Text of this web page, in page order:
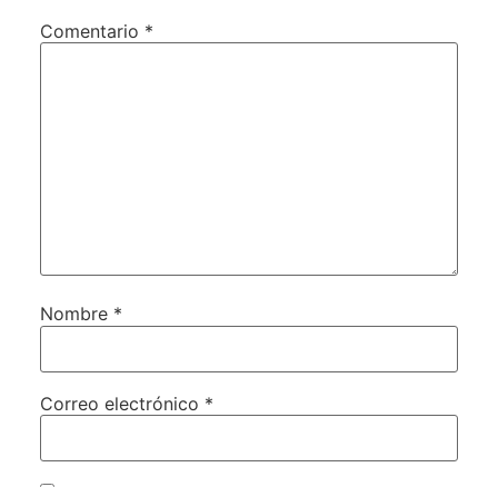
Comentario *
Nombre *
Correo electrónico *